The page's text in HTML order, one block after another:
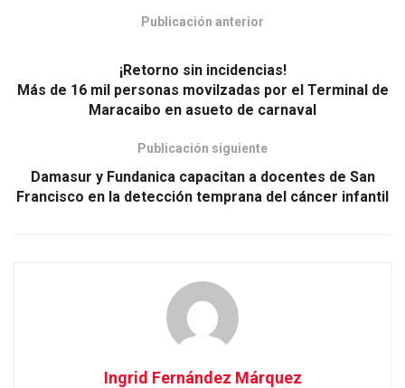
Publicación anterior
¡Retorno sin incidencias!
Más de 16 mil personas movilzadas por el Terminal de
Maracaibo en asueto de carnaval
Publicación siguiente
Damasur y Fundanica capacitan a docentes de San
Francisco en la detección temprana del cáncer infantil
Ingrid Fernández Márquez